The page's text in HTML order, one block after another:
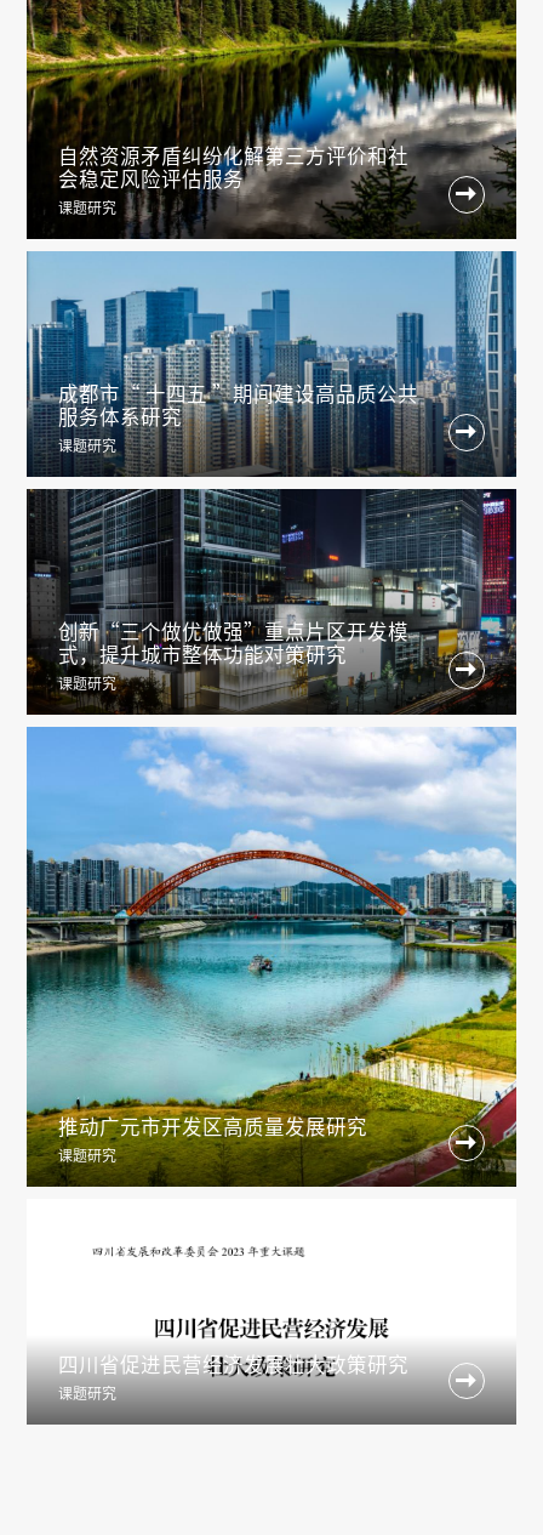
自然资源矛盾纠纷化解第三方评价和社
会稳定风险评估服务
课题研究

成都市“ 十四五 ”期间建设高品质公共
服务体系研究
课题研究

创新“三个做优做强”重点片区开发模
式，提升城市整体功能对策研究
课题研究

推动广元市开发区高质量发展研究
课题研究

四川省促进民营经济发展壮大政策研究
课题研究
